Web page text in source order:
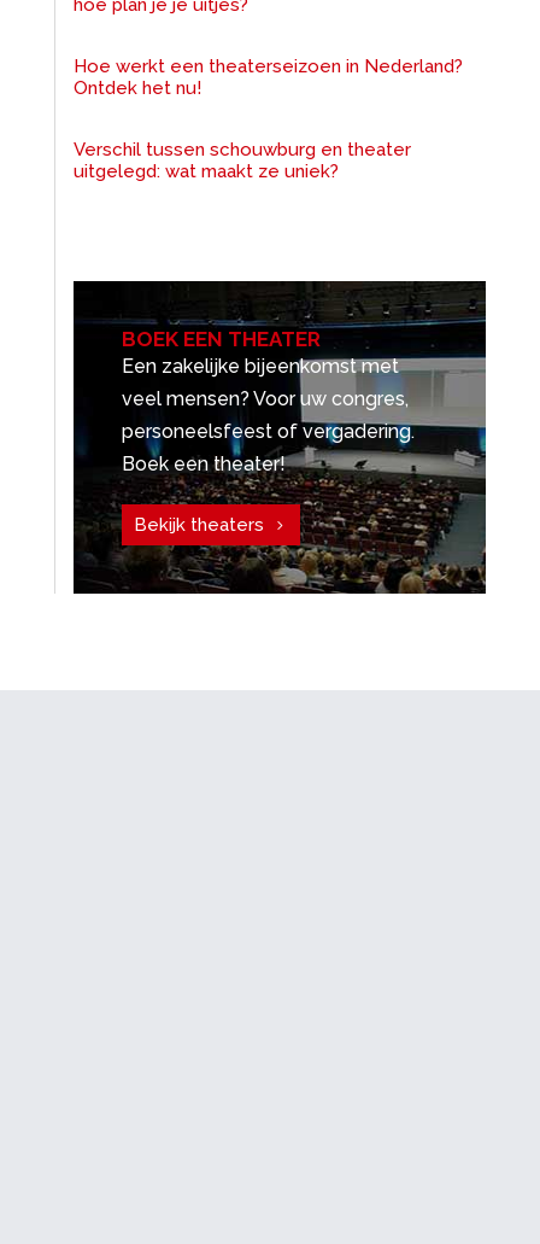
hoe plan je je uitjes?
Hoe werkt een theaterseizoen in Nederland?
Ontdek het nu!
Verschil tussen schouwburg en theater
uitgelegd: wat maakt ze uniek?
BOEK EEN THEATER
Een zakelijke bijeenkomst met
veel mensen? Voor uw congres,
personeelsfeest of vergadering.
Boek een theater!
Bekijk theaters